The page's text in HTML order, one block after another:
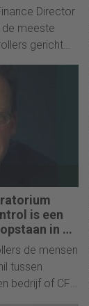
Director
de meeste
gericht
maar dat zijn
factoren
zijn je
een
factoren.
is dat veel
latex
bewegen altijd
de
niet goed."
is een
in de
de mensen
tussen
bedrijf of CFO